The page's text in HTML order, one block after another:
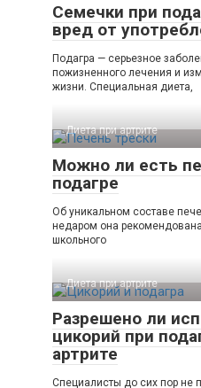
Семечки при
вред от
Подагра — серьезное
пожизненного лечения и
жизни. Специальная диета,
Диета при артрите
Можно ли есть
подагре
Об уникальном составе
недаром она
школьного
Диета при артрите
Разрешено ли
цикорий при
артрите
Специалисты до сих пор